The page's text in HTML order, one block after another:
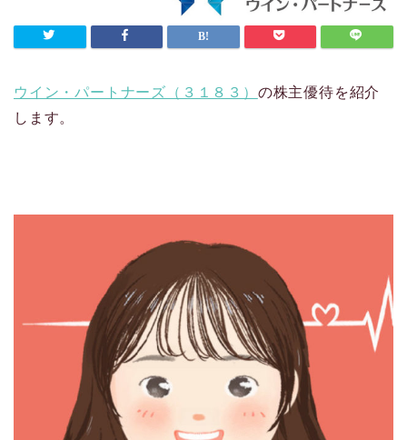
ウイン・パートナーズ（３１８３） の株主優待を紹介
します。